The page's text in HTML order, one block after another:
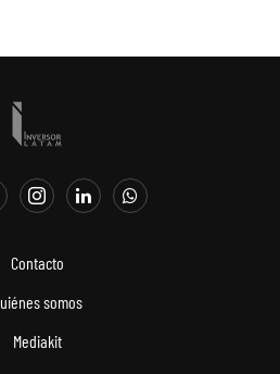
Contacto
somos
Mediakit